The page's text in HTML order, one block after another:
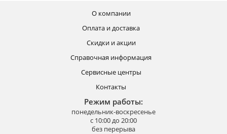
О компании
Оплата и доставка
Скидки и акции
Справочная информация
Сервисные центры
Контакты
Режим работы:
понедельник-воскресенье
с 10:00 до 20:00
без перерыва